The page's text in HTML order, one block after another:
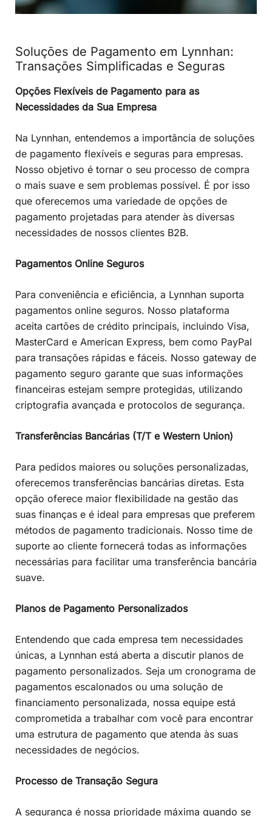
Soluções de Pagamento em Lynnhan:
Transações Simplificadas e Seguras
Opções Flexíveis de Pagamento para as
Necessidades da Sua Empresa
Na Lynnhan, entendemos a importância de soluções
de pagamento flexíveis e seguras para empresas.
Nosso objetivo é tornar o seu processo de compra
o mais suave e sem problemas possível. É por isso
que oferecemos uma variedade de opções de
pagamento projetadas para atender às diversas
necessidades de nossos clientes B2B.
Pagamentos Online Seguros
Para conveniência e eficiência, a Lynnhan suporta
pagamentos online seguros. Nosso plataforma
aceita cartões de crédito principais, incluindo Visa,
MasterCard e American Express, bem como PayPal
para transações rápidas e fáceis. Nosso gateway de
pagamento seguro garante que suas informações
financeiras estejam sempre protegidas, utilizando
criptografia avançada e protocolos de segurança.
Transferências Bancárias (T/T e Western Union)
Para pedidos maiores ou soluções personalizadas,
oferecemos transferências bancárias diretas. Esta
opção oferece maior flexibilidade na gestão das
suas finanças e é ideal para empresas que preferem
métodos de pagamento tradicionais. Nosso time de
suporte ao cliente fornecerá todas as informações
necessárias para facilitar uma transferência bancária
suave.
Planos de Pagamento Personalizados
Entendendo que cada empresa tem necessidades
únicas, a Lynnhan está aberta a discutir planos de
pagamento personalizados. Seja um cronograma de
pagamentos escalonados ou uma solução de
financiamento personalizada, nossa equipe está
comprometida a trabalhar com você para encontrar
uma estrutura de pagamento que atenda às suas
necessidades de negócios.
Processo de Transação Segura
A segurança é nossa prioridade máxima quando se